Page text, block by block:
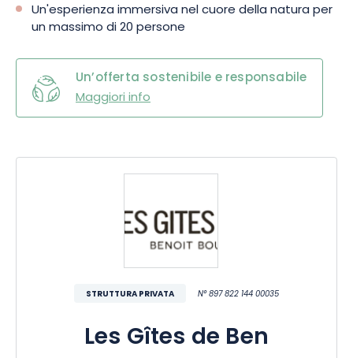
Un'esperienza immersiva nel cuore della natura per
un massimo di 20 persone
Un’offerta sostenibile e responsabile
Maggiori info
STRUTTURA PRIVATA N° 897 822 144 00035
Les Gîtes de Ben